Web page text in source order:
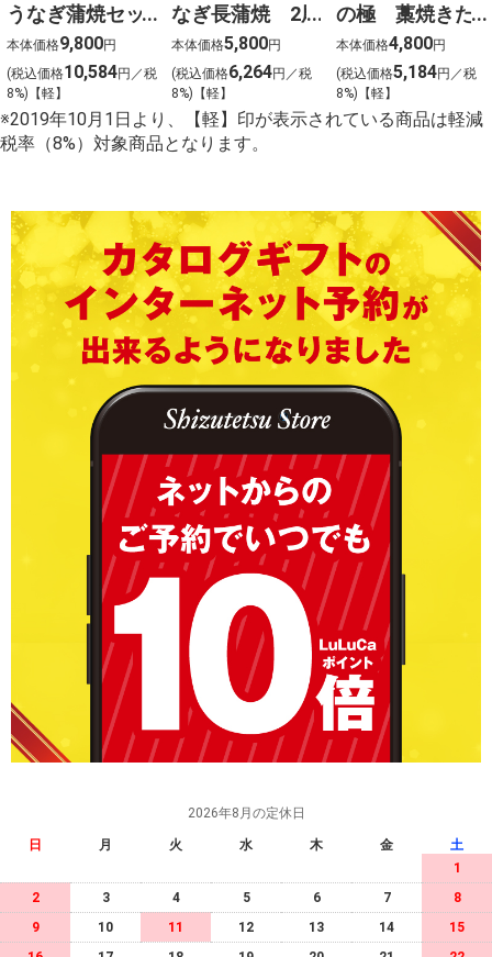
うなぎ蒲焼セッ
ト 3尾
本体価格9,800円
(税込価格10,584円／税
8%)【軽】
なぎ長蒲焼 2尾
本体価格5,800円
(税込価格6,264円／税
8%)【軽】
の極 藁焼きた
たき（勝栄丸限
定）
本体価格4,800円
(税込価格5,184円／税
8%)【軽】
※2019年10月1日より、【軽】印が表示されている商品は軽減
税率（8%）対象商品となります。
2026年8月の定休日
日 月 火 水 木 金
土
1
2
3 4 5 6 7
8
9
10 11 12 13 14
15